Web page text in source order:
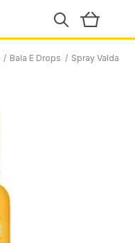
/ Bala E Drops / Spray Valda